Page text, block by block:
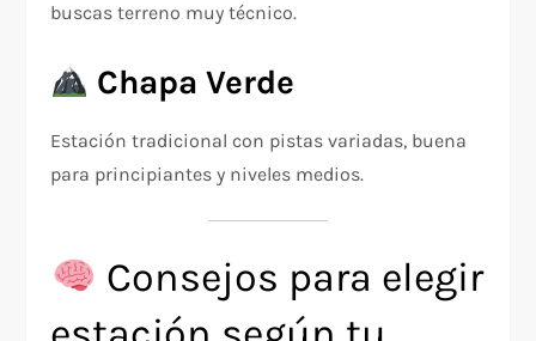
buscas terreno muy técnico.
Chapa Verde
Estación tradicional con pistas variadas, buena
para principiantes y niveles medios.
Consejos para elegir